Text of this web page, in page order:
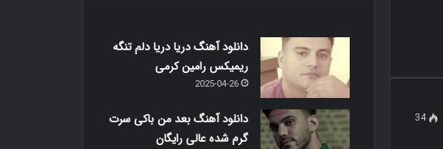
34
دانلود آهنگ دریا دریا دلم تنگه
ریمیکس رامین کرمی
2025-04-26
دانلود آهنگ بعد من باکی سرت
گرم شده عالی رایگان